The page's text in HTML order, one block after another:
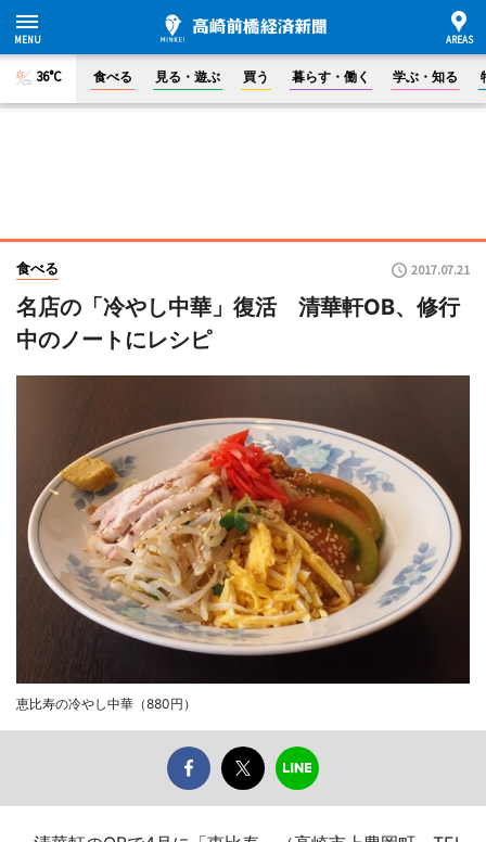
36°C 食べる 見る・遊ぶ 買う 暮らす・働く 学ぶ・知る
食べる 2017.07.21
名店の「冷やし中華」復活 清華軒OB、修行
中のノートにレシピ
恵比寿の冷やし中華（880円）